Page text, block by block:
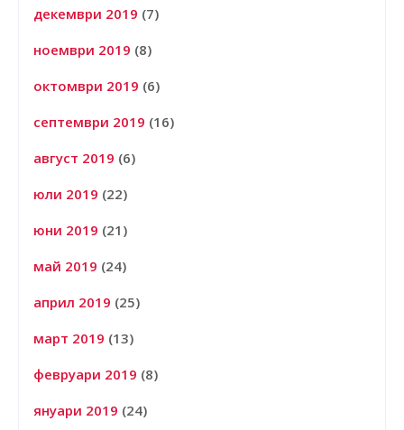
декември 2019 (7)
ноември 2019 (8)
октомври 2019 (6)
септември 2019 (16)
август 2019 (6)
юли 2019 (22)
юни 2019 (21)
май 2019 (24)
април 2019 (25)
март 2019 (13)
февруари 2019 (8)
януари 2019 (24)